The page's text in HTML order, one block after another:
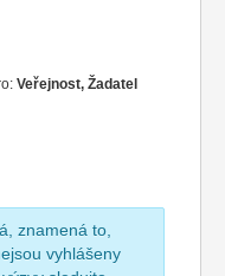
Veřejnost, Žadatel
znamená to,
vyhlášeny